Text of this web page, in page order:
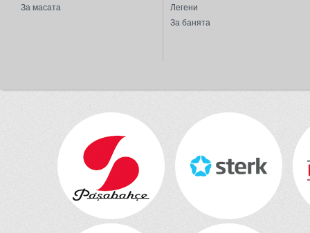
За масата
Легени
За банята